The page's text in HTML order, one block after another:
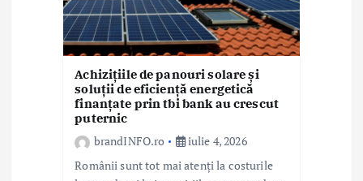
Achizițiile de panouri solare și
soluții de eficiență energetică
finanțate prin tbi bank au crescut
puternic
brandINFO.ro
iulie 4, 2026
Românii sunt tot mai atenți la costurile